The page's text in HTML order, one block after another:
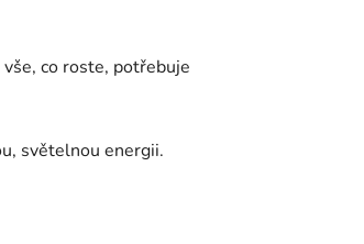
co roste, potřebuje
světelnou energii.